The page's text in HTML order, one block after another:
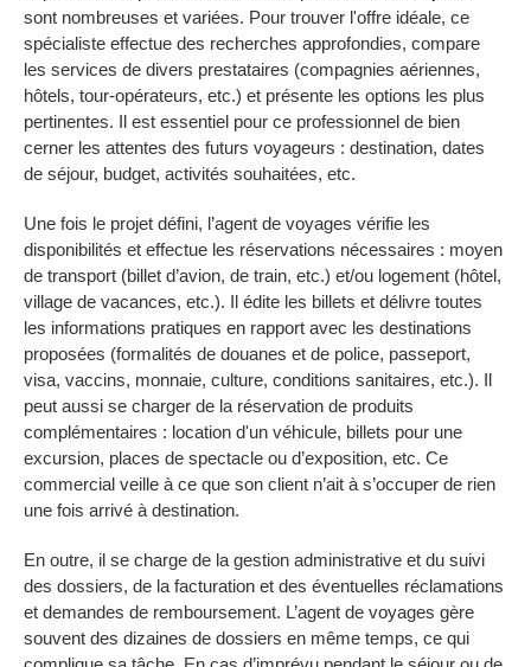
sont nombreuses et variées. Pour trouver l'offre idéale, ce
spécialiste effectue des recherches approfondies, compare
les services de divers prestataires (compagnies aériennes,
hôtels, tour-opérateurs, etc.) et présente les options les plus
pertinentes. Il est essentiel pour ce professionnel de bien
cerner les attentes des futurs voyageurs : destination, dates
de séjour, budget, activités souhaitées, etc.
Une fois le projet défini, l’agent de voyages vérifie les
disponibilités et effectue les réservations nécessaires : moyen
de transport (billet d’avion, de train, etc.) et/ou logement (hôtel,
village de vacances, etc.). Il édite les billets et délivre toutes
les informations pratiques en rapport avec les destinations
proposées (formalités de douanes et de police, passeport,
visa, vaccins, monnaie, culture, conditions sanitaires, etc.). Il
peut aussi se charger de la réservation de produits
complémentaires : location d'un véhicule, billets pour une
excursion, places de spectacle ou d’exposition, etc. Ce
commercial veille à ce que son client n’ait à s’occuper de rien
une fois arrivé à destination.
En outre, il se charge de la gestion administrative et du suivi
des dossiers, de la facturation et des éventuelles réclamations
et demandes de remboursement. L’agent de voyages gère
souvent des dizaines de dossiers en même temps, ce qui